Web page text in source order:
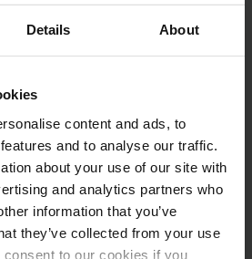
Details About
content and ads, to
and to analyse our traffic.
about your use of our site with
and analytics partners who
information that you’ve
they’ve collected from your use
to our cookies if you
Jungheinrich on äskettäin
sitoutumisestaan
. Näihin kuuluvatSaksan kestävän
Nachhaltigkeitspreis) sekä
ilmastotoiminnalle.
korostavat kestävän kehityksen
ja tehokkuutta.